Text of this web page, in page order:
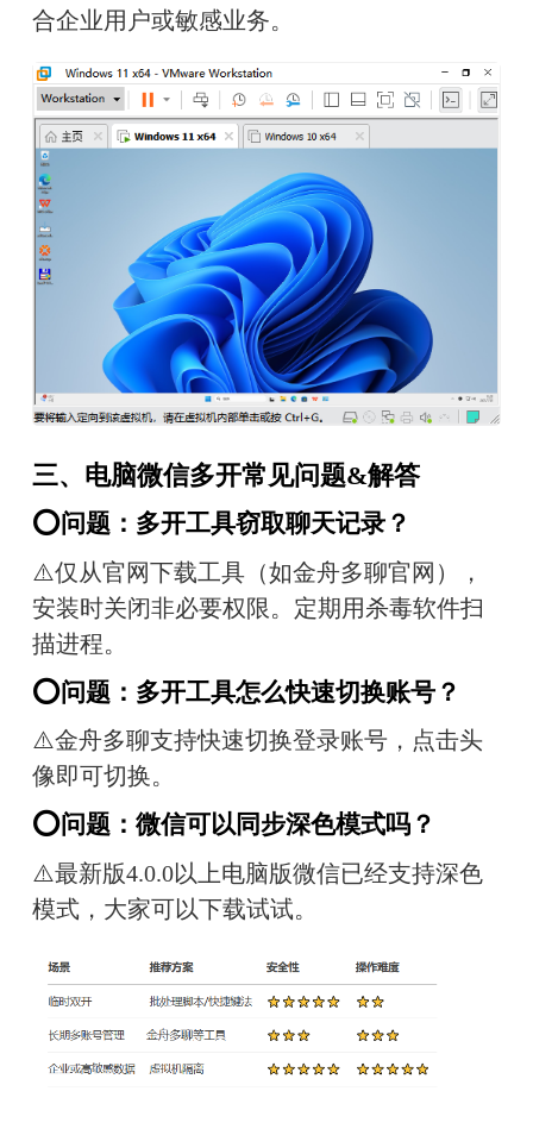
合企业用户或敏感业务。
三、电脑微信多开常见问题&解答
⭕问题：多开工具窃取聊天记录？
⚠️仅从官网下载工具（如金舟多聊官网），
安装时关闭非必要权限。定期用杀毒软件扫
描进程。
⭕问题：多开工具怎么快速切换账号？
⚠️金舟多聊支持快速切换登录账号，点击头
像即可切换。
⭕问题：微信可以同步深色模式吗？
⚠️最新版4.0.0以上电脑版微信已经支持深色
模式，大家可以下载试试。